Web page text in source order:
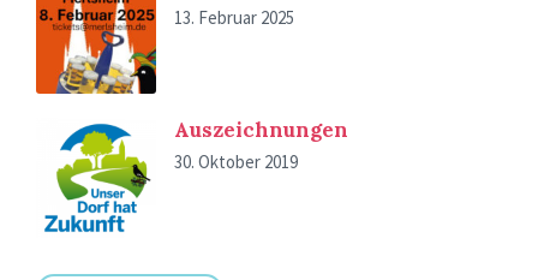
13. Februar 2025
Auszeichnungen
30. Oktober 2019